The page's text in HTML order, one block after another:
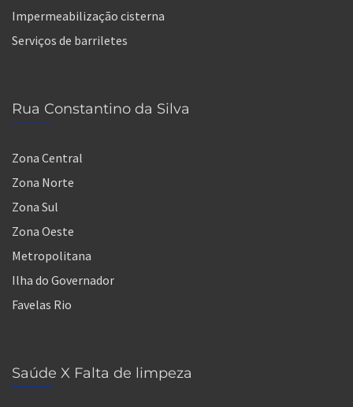
Impermeabilização cisterna
Serviços de barriletes
Rua Constantino da Silva
Zona Central
Zona Norte
Zona Sul
Zona Oeste
Metropolitana
Ilha do Governador
Favelas Rio
Saúde X Falta de limpeza